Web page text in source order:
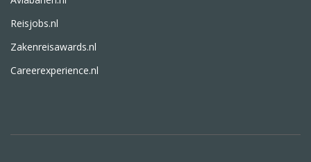
Reisjobs.nl
Zakenreisawards.nl
Careerexperience.nl